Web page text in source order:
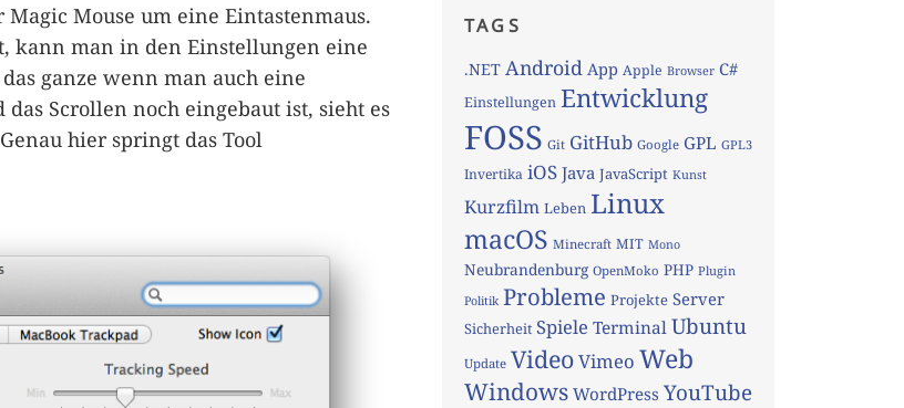
Mouse um eine Eintastenmaus.
kann man in den Einstellungen eine
ganze wenn man auch eine
Scrollen noch eingebaut ist, sieht es
hier springt das Tool
TAGS
.NET Android App Apple Browser C#
Einstellungen Entwicklung
FOSS Git GitHub Google GPL GPL3
Invertika iOS Java JavaScript Kunst
Kurzfilm Leben Linux
macOS Minecraft MIT Mono
Neubrandenburg OpenMoko PHP Plugin
Politik Probleme Projekte Server
Sicherheit Spiele TerminalUbuntu
Update VideoVimeo Web
Windows WordPress YouTube